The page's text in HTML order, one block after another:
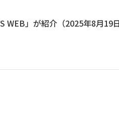
WEB」が紹介（2025年8月19日